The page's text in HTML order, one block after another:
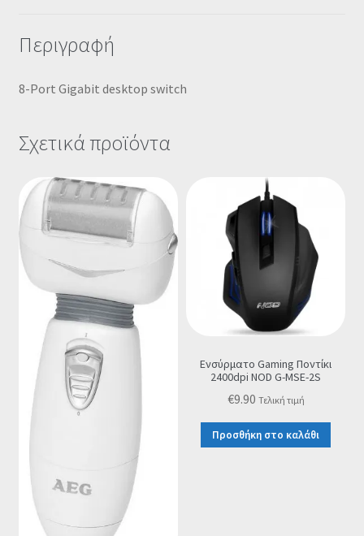
Περιγραφή
8-Port Gigabit desktop switch
Σχετικά προϊόντα
Ενσύρματο Gaming Ποντίκι
2400dpi NOD G-MSE-2S
€9.90 Τελική τιμή
Προσθήκη στο καλάθι